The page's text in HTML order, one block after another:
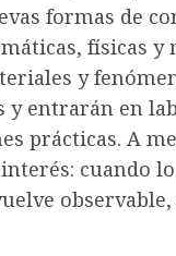
formas de
físicas y
y
y entrarán en
prácticas. A
cuando